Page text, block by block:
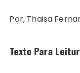
Por, Thaisa
Texto Para